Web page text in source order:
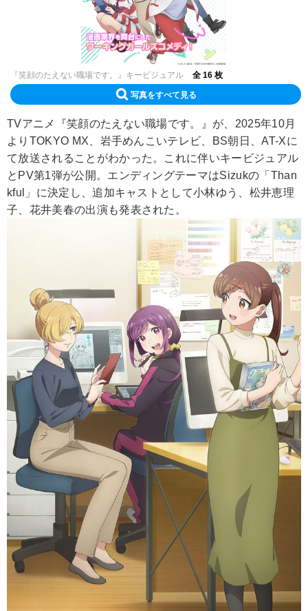
『笑顔のたえない職場です。』キービジュアル 全 16 枚
写真をすべて見る
TVアニメ『笑顔のたえない職場です。』が、2025年10月
よりTOKYO MX、岩手めんこいテレビ、BS朝日、AT-Xに
て放送されることがわかった。これに伴いキービジュアル
とPV第1弾が公開。エンディングテーマはSizukの「Than
kful」に決定し、追加キャストとして小林ゆう、松井恵理
子、花井美春の出演も発表された。